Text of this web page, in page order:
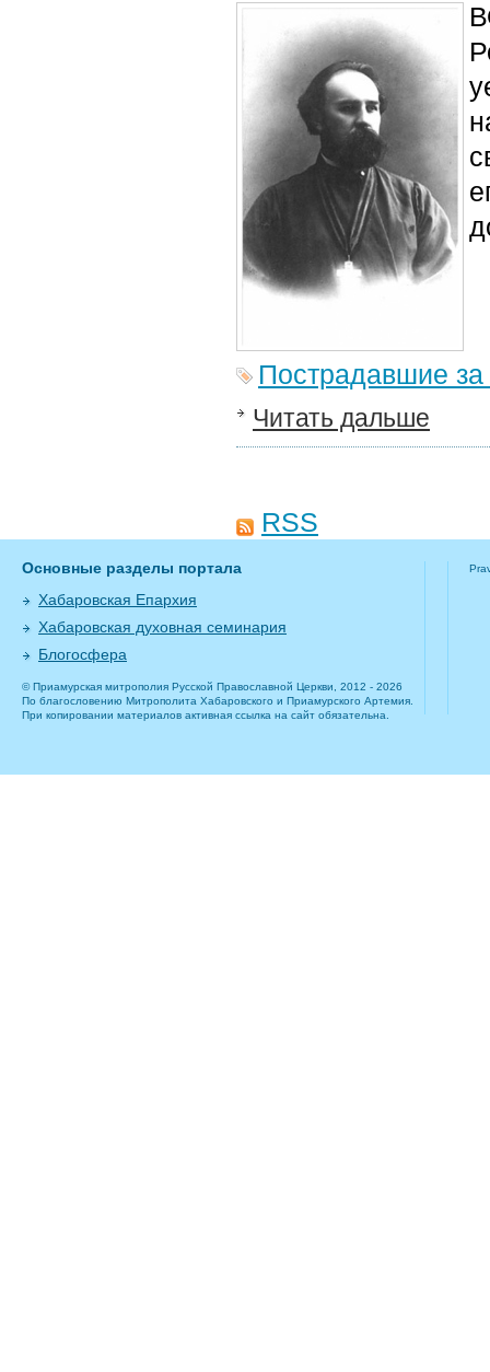
Пострадавшие за
Читать дальше
RSS
Основные разделы портала
Хабаровская Епархия
Хабаровская духовная семинария
Блогосфера
© Приамурская митрополия Русской Православной Церкви, 2012 - 2026
По благословению Митрополита Хабаровского и Приамурского Артемия.
При копировании материалов активная ссылка на сайт обязательна.